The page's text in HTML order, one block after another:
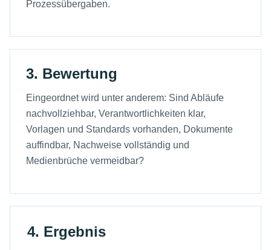
Prozessübergaben.
3. Bewertung
Eingeordnet wird unter anderem: Sind Abläufe
nachvollziehbar, Verantwortlichkeiten klar,
Vorlagen und Standards vorhanden, Dokumente
auffindbar, Nachweise vollständig und
Medienbrüche vermeidbar?
4. Ergebnis